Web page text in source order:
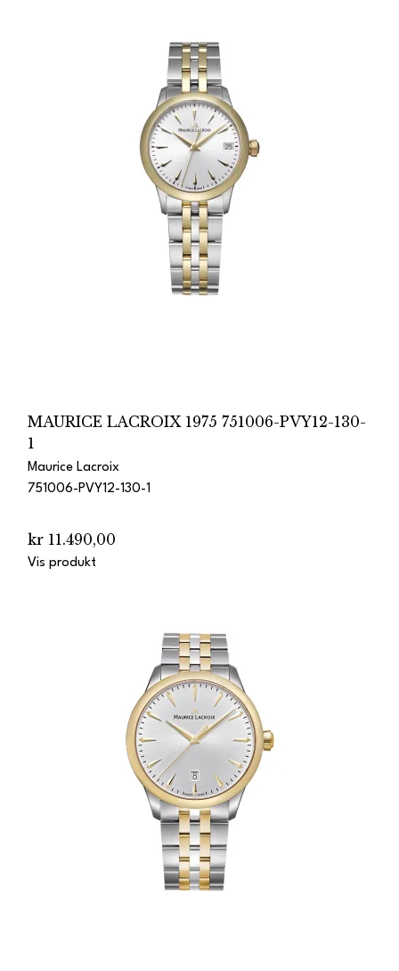
MAURICE LACROIX 1975 751006-PVY12-130-
1
Maurice Lacroix
751006-PVY12-130-1
kr 11.490,00
Vis produkt